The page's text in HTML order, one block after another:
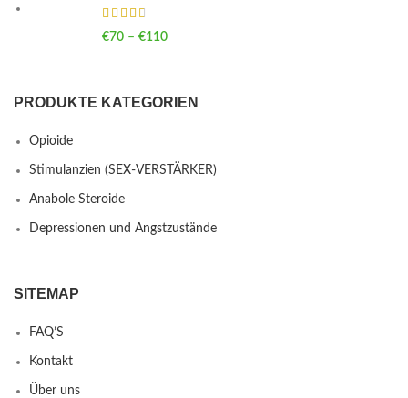
€70 – €110
PRODUKTE KATEGORIEN
Opioide
Stimulanzien (SEX-VERSTÄRKER)
Anabole Steroide
Depressionen und Angstzustände
SITEMAP
FAQ’S
Kontakt
Über uns